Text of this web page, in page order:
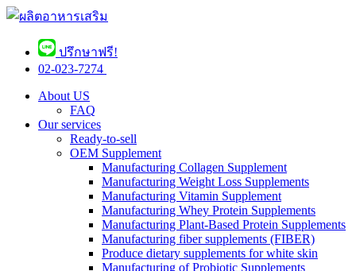
ปรึกษาฟรี!
02-023-7274 ​
About US
FAQ
Our services
Ready-to-sell
OEM Supplement
Manufacturing Collagen Supplement
Manufacturing Weight Loss Supplements
Manufacturing Vitamin Supplement
Manufacturing Whey Protein Supplements
Manufacturing Plant-Based Protein Supplements
Manufacturing fiber supplements (FIBER)
Produce dietary supplements for white skin
Manufacturing of Probiotic Supplements